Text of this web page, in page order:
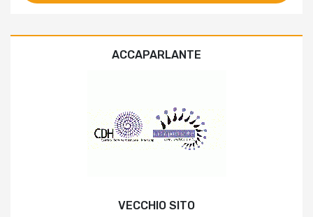
ACCAPARLANTE
VECCHIO SITO